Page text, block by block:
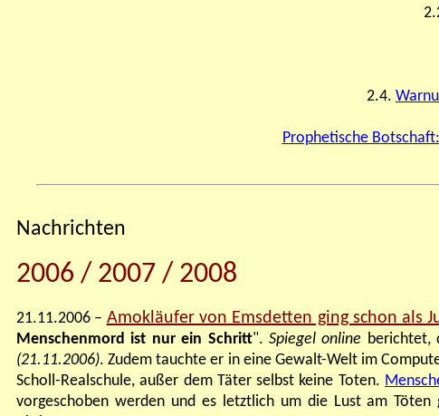
2.4.
Prophetische Botschaft:
Nachrichten
2006 / 2007 / 2008
21.11.2006 – Amokläufer von Emsdetten ging schon als
Menschenmord ist nur ein Schritt". Spiegel online berichtet,
(21.11.2006). Zudem tauchte er in eine Gewalt-Welt im
Scholl-Realschule, außer dem Täter selbst keine Toten.
vorgeschoben werden und es letztlich um die Lust am Töten